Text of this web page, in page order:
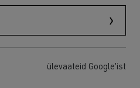
ülevaateid Google'ist